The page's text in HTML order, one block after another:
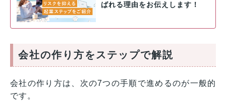
ばれる理由をお伝えします！
会社の作り方をステップで解説
会社の作り方は、次の7つの手順で進めるのが一般的
です。